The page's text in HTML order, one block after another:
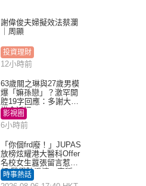
謝偉俊夫婦擬效法蔡瀾
｜周顯
投資理財
12小時前
63歲關之琳與27歲男模
爆「嫲孫戀」？激罕開
腔19字回應：多謝大家
掛念近況
影視圈
6小時前
「你個frd廢！」JUPAS
放榜炫耀港大醫科Offer
名校女生囂張留言惹眾
怒 醫學院澄清：宣稱
「40.5分獲錄取」不符事
時事熱話